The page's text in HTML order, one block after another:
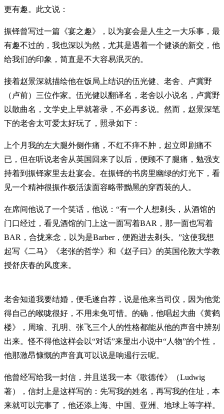
更有趣。此文说：
振铎曾写过一篇《宴之趣》，以为宴会是人生之一大乐事，最
有趣不过的，我也深以为然，尤其是遇着一个健谈的新交，他
给我们的印象，简直是不大容易泯灭的。
接着赵景深就描绘他在饭局上结识的伍光健、老舍、卢冀野
（卢前）三位作家。伍光健以翻译名，老舍以小说名，卢冀野
以散曲名，文学史上早就著录，不必再多说。然而，赵景深笔
下的老舍太可爱太好玩了，照录如下：
上个月我的左大腿外侧作痛，不红不痒不肿，起立即剧痛不
已，但在听说老舍从英国回来了以后，便顾不了腿痛，勉强支
持着到振铎家里去赴宴会。在振铎的书房里幽绿的灯光下，看
见一个精神很振作极活泼面容略带黝黑的穿西装的人。
在席间他说了一个笑话，他说：“有一个人想剃头，从酒馆的
门口经过，看见酒馆的门上这一面写着BAR，那一面也写着
BAR，合拢来念，以为是Barber，便跑进去剃头。”这使我想
起写《二马》《老张的哲学》和《赵子曰》的英国伦敦大学教
授舒庆春的风度来。
老舍知道我要结婚，便毛遂自荐，说是他来当司仪，因为他觉
得自己的喉咙很好，不用未免可惜。的确，他唱起大曲《黄鹤
楼》，周瑜、孔明、张飞三个人的性格都能从他的声音中辨别
出来。怪不得他这样会以“对话”来显出小说中“人物”的个性，
他那激昂慷慨的声音真可以说是响遏行云呢。
他曾经写给我一封信，并且送我一本《歌德传》（Ludwig
著），信封上是这样写的：先写我的姓名，再写我的住址，本
来就可以完事了，他还添上海、中国、亚洲、地球上等字样。